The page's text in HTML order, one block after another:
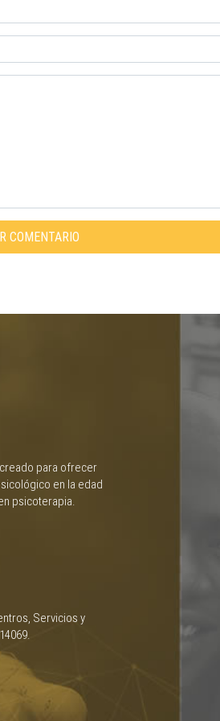
COMENTARIO
creado para ofrecer
en la edad
psicoterapia.
Servicios y